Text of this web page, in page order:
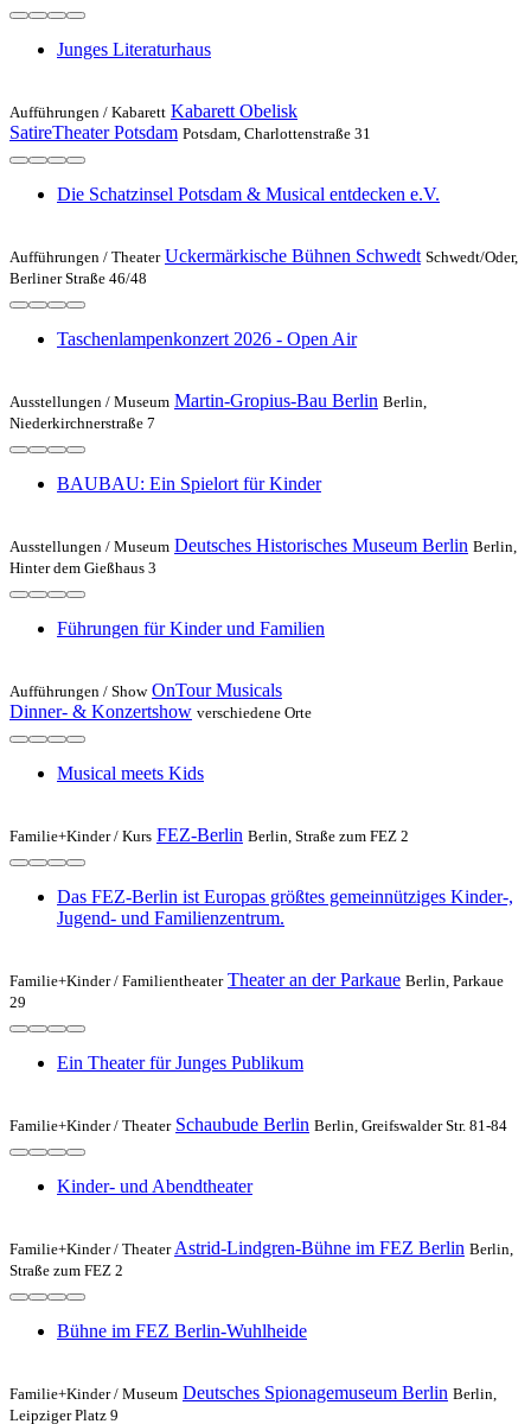
Junges Literaturhaus
Aufführungen / Kabarett Kabarett Obelisk
SatireTheater Potsdam Potsdam, Charlottenstraße 31
Die Schatzinsel Potsdam & Musical entdecken e.V.
Aufführungen / Theater Uckermärkische Bühnen Schwedt Schwedt/Oder,
Berliner Straße 46/48
Taschenlampenkonzert 2026 - Open Air
Ausstellungen / Museum Martin-Gropius-Bau Berlin Berlin,
Niederkirchnerstraße 7
BAUBAU: Ein Spielort für Kinder
Ausstellungen / Museum Deutsches Historisches Museum Berlin Berlin,
Hinter dem Gießhaus 3
Führungen für Kinder und Familien
Aufführungen / Show OnTour Musicals
Dinner- & Konzertshow verschiedene Orte
Musical meets Kids
Familie+Kinder / Kurs FEZ-Berlin Berlin, Straße zum FEZ 2
Das FEZ-Berlin ist Europas größtes gemeinnütziges Kinder-,
Jugend- und Familienzentrum.
Familie+Kinder / Familientheater Theater an der Parkaue Berlin, Parkaue
29
Ein Theater für Junges Publikum
Familie+Kinder / Theater Schaubude Berlin Berlin, Greifswalder Str. 81-84
Kinder- und Abendtheater
Familie+Kinder / Theater Astrid-Lindgren-Bühne im FEZ Berlin Berlin,
Straße zum FEZ 2
Bühne im FEZ Berlin-Wuhlheide
Familie+Kinder / Museum Deutsches Spionagemuseum Berlin Berlin,
Leipziger Platz 9